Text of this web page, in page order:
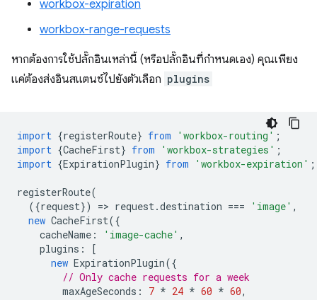
workbox-expiration
workbox-range-requests
หากต้องการใช้ปลั๊กอินเหล่านี้ (หรือปลั๊กอินที่กำหนดเอง) คุณเพียง
แค่ต้องส่งอินสแตนซ์ไปยังตัวเลือก plugins
import {registerRoute} from 'workbox-routing' ;
import {CacheFirst} from 'workbox-strategies' ;
import {ExpirationPlugin} from 'workbox-expiration' ;
registerRoute(
({request}) => request .destination === 'image' ,
new CacheFirst({
cacheName : 'image-cache' ,
plugins :
[
new ExpirationPlugin({
// Only cache requests for a week
maxAgeSeconds : 7 * 24 * 60 * 60,